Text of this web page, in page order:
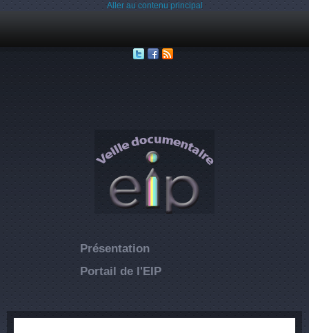
Aller au contenu principal
Présentation
Portail de l'EIP